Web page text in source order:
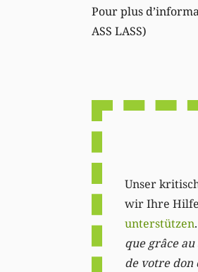
Pour plus
ASS LASS)
Unser
wir Ihre
unterstützen.
que grâce au
de votre don